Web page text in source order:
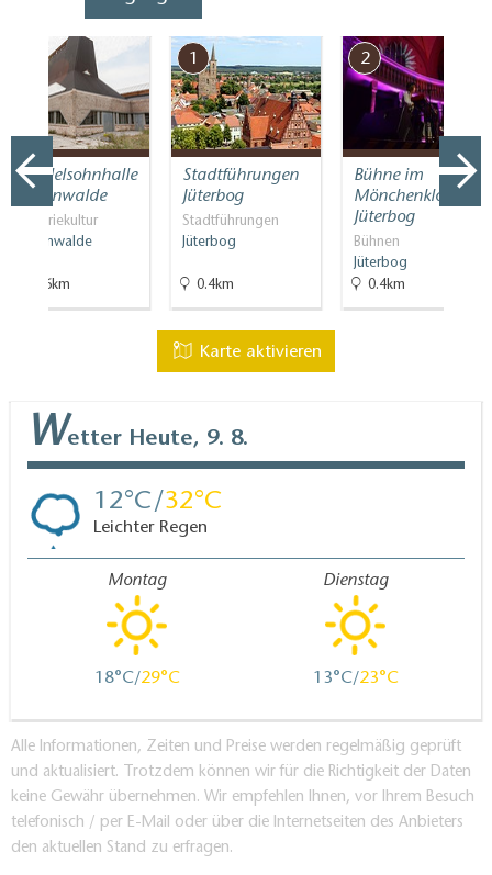
Mendelsohnhalle
Luckenwalde
Industriekultur
Luckenwalde
12.6km
1
Stadtführungen
Jüterbog
Stadtführungen
Jüterbog
0.4km
2
Bühne im
Mönchenkloster
Jüterbog
Bühnen
Jüterbog
0.4km
Karte aktivieren
Wetter Heute, 9. 8.
12 32
Leichter Regen
Montag
18 29
Dienstag
13 23
Alle Informationen, Zeiten und Preise werden regelmäßig geprüft
und aktualisiert. Trotzdem können wir für die Richtigkeit der Daten
keine Gewähr übernehmen. Wir empfehlen Ihnen, vor Ihrem Besuch
telefonisch / per E-Mail oder über die Internetseiten des Anbieters
den aktuellen Stand zu erfragen.